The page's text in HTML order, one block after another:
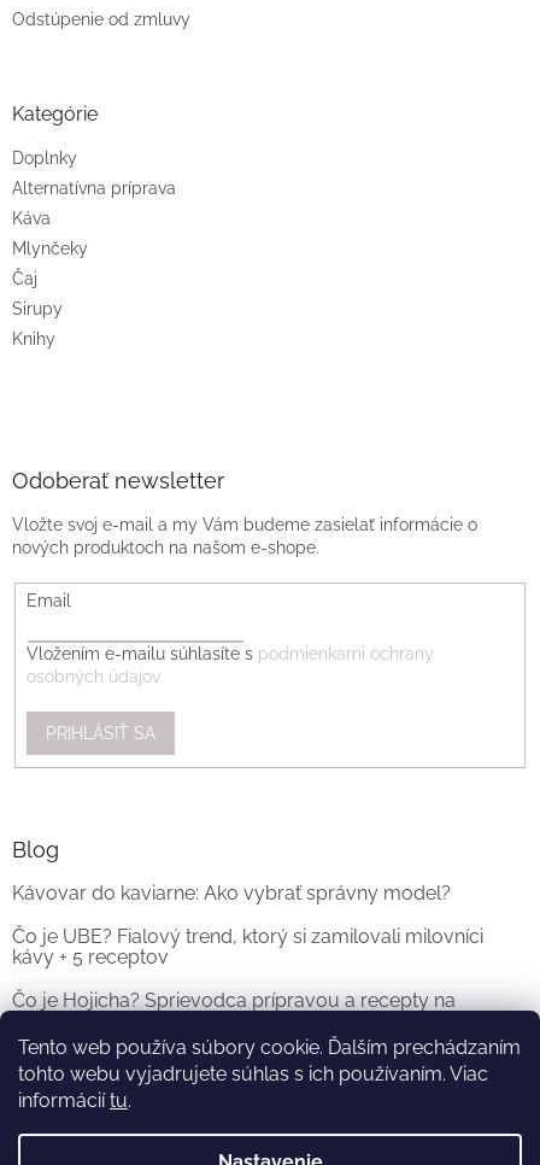
Tento web používa súbory cookie. Ďalším prechádzaním
tohto webu vyjadrujete súhlas s ich používaním. Viac
informáciítu.
Odstúpenie od zmluvy
Kategórie
Doplnky
Alternatívna príprava
Káva
Mlynčeky
Čaj
Sirupy
Knihy
Odoberať newsletter
Vložte svoj e-mail a my Vám budeme zasielať informácie o
nových produktoch na našom e-shope.
Email
Vložením e-mailu súhlasíte s podmienkami ochrany
osobných údajov
PRIHLÁSIŤ SA
Blog
Kávovar do kaviarne: Ako vybrať správny model?
Čo je UBE? Fialový trend, ktorý si zamilovali milovníci
kávy + 5 receptov
Čo je Hojicha? Sprievodca prípravou a recepty na
ARCHÍV